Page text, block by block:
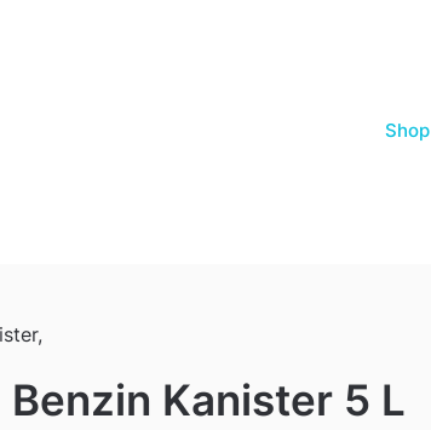
Shop
Benzin Kanister 5 L